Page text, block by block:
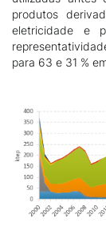
produtos
eletricidade e
para 63 e 31 %